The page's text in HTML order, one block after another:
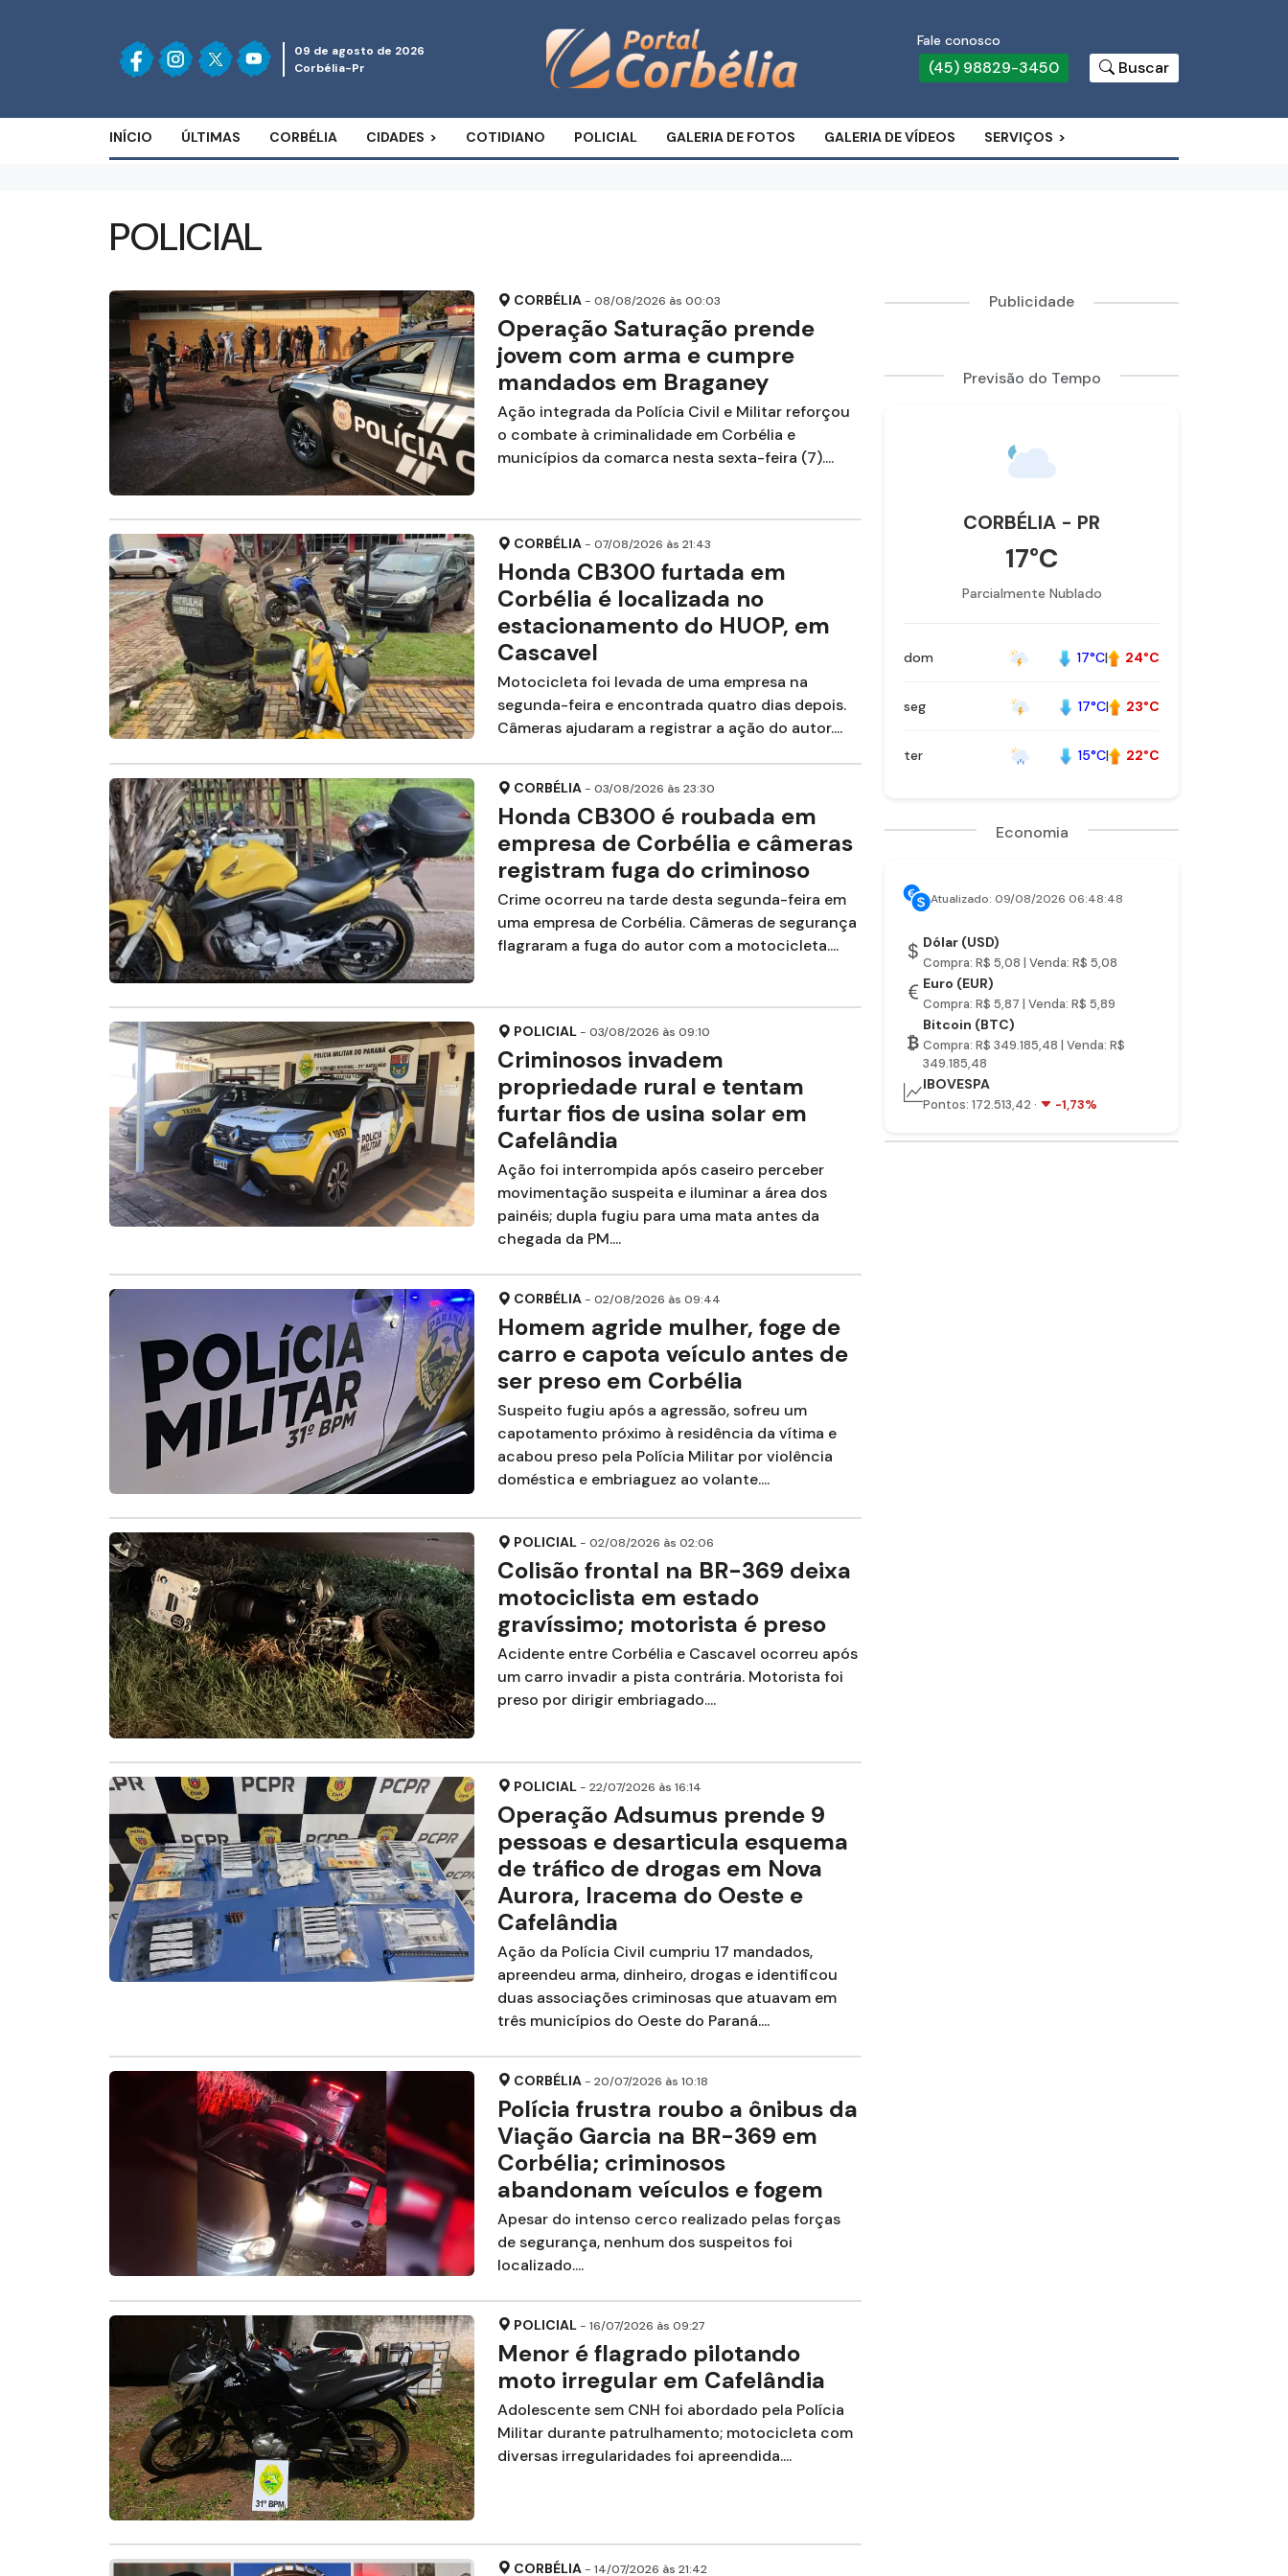
09 de agosto de 2026
Corbélia-Pr
Fale conosco
(45) 98829-3450 Buscar
INÍCIO ÚLTIMAS CORBÉLIA CIDADES COTIDIANO POLICIAL GALERIA DE FOTOS GALERIA DE VÍDEOS SERVIÇOS
POLICIAL
CORBÉLIA - 08/08/2026 às 00:03
Operação Saturação prende
jovem com arma e cumpre
mandados em Braganey
Ação integrada da Polícia Civil e Militar reforçou
o combate à criminalidade em Corbélia e
municípios da comarca nesta sexta-feira (7)....
CORBÉLIA - 07/08/2026 às 21:43
Honda CB300 furtada em
Corbélia é localizada no
estacionamento do HUOP, em
Cascavel
Motocicleta foi levada de uma empresa na
segunda-feira e encontrada quatro dias depois.
Câmeras ajudaram a registrar a ação do autor....
CORBÉLIA - 03/08/2026 às 23:30
Honda CB300 é roubada em
empresa de Corbélia e câmeras
registram fuga do criminoso
Crime ocorreu na tarde desta segunda-feira em
uma empresa de Corbélia. Câmeras de segurança
flagraram a fuga do autor com a motocicleta....
POLICIAL - 03/08/2026 às 09:10
Criminosos invadem
propriedade rural e tentam
furtar fios de usina solar em
Cafelândia
Ação foi interrompida após caseiro perceber
movimentação suspeita e iluminar a área dos
painéis; dupla fugiu para uma mata antes da
chegada da PM....
CORBÉLIA - 02/08/2026 às 09:44
Homem agride mulher, foge de
carro e capota veículo antes de
ser preso em Corbélia
Suspeito fugiu após a agressão, sofreu um
capotamento próximo à residência da vítima e
acabou preso pela Polícia Militar por violência
doméstica e embriaguez ao volante....
POLICIAL - 02/08/2026 às 02:06
Colisão frontal na BR-369 deixa
motociclista em estado
gravíssimo; motorista é preso
Acidente entre Corbélia e Cascavel ocorreu após
um carro invadir a pista contrária. Motorista foi
preso por dirigir embriagado....
POLICIAL - 22/07/2026 às 16:14
Operação Adsumus prende 9
pessoas e desarticula esquema
de tráfico de drogas em Nova
Aurora, Iracema do Oeste e
Cafelândia
Ação da Polícia Civil cumpriu 17 mandados,
apreendeu arma, dinheiro, drogas e identificou
duas associações criminosas que atuavam em
três municípios do Oeste do Paraná....
CORBÉLIA - 20/07/2026 às 10:18
Polícia frustra roubo a ônibus da
Viação Garcia na BR-369 em
Corbélia; criminosos
abandonam veículos e fogem
Apesar do intenso cerco realizado pelas forças
de segurança, nenhum dos suspeitos foi
localizado....
POLICIAL - 16/07/2026 às 09:27
Menor é flagrado pilotando
moto irregular em Cafelândia
Adolescente sem CNH foi abordado pela Polícia
Militar durante patrulhamento; motocicleta com
diversas irregularidades foi apreendida....
CORBÉLIA - 14/07/2026 às 21:42
Publicidade
Previsão do Tempo
CORBÉLIA - PR
17°C
Parcialmente Nublado
dom 17°C| 24°C
seg 17°C| 23°C
ter 15°C| 22°C
Economia
Atualizado: 09/08/2026 06:48:48
Dólar (USD)
Compra: R$ 5,08 | Venda: R$ 5,08
Euro (EUR)
Compra: R$ 5,87 | Venda: R$ 5,89
Bitcoin (BTC)
Compra: R$ 349.185,48 | Venda: R$
349.185,48
IBOVESPA
Pontos: 172.513,42 · -1,73%